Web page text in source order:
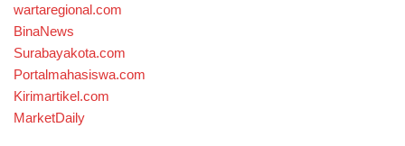
wartaregional.com
BinaNews
Surabayakota.com
Portalmahasiswa.com
Kirimartikel.com
MarketDaily